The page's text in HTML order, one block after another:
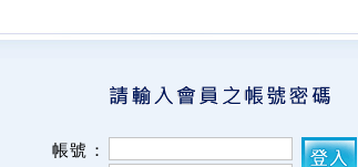
帳號：